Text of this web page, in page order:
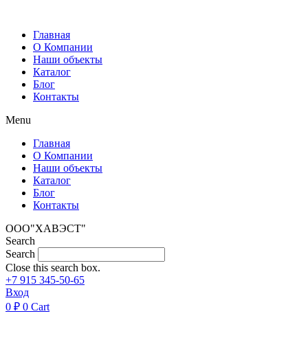
содержимому
Главная
О Компании
Наши объекты
Каталог
Блог
Контакты
Menu
Главная
О Компании
Наши объекты
Каталог
Блог
Контакты
ООО"ХАВЭСТ"
Search
Search
Close this search box.
+7 915 345-50-65
Вход
0 ₽ 0 Cart